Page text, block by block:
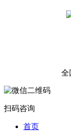
全
扫码咨询
首页